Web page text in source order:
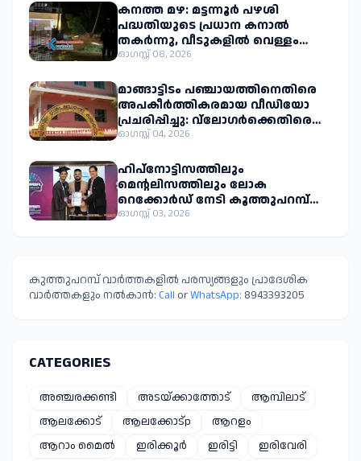
കനത്ത മഴ: മട്ടന്നൂർ പഴശി
പദ്ധതിയുടെ പ്രധാന കനാൽ
തകർന്നു, വീടുകളിൽ വെള്ളം
കയറി കുടുംബങ്ങളെ
ഓഗസ്റ്റ് 08, 2026
മാങ്ങാട്ടിടം പഞ്ചായത്തിനെതിരെ
അപകീർത്തികരമായ വീഡിയോ
പ്രചരിപ്പിച്ചു: വ്ലോഗർക്കെതിരെ
നിയമനടപടിക്കൊരുങ്ങി
ഓഗസ്റ്റ് 04, 2026
ഹിപ്നോട്ടിസത്തിലും
മെന്റലിസത്തിലും ലോക
റെക്കോർഡ് നേടി കൂത്തുപറമ്പ്
സ്വദേശി അജ്മൽ പി.കെ.
ഓഗസ്റ്റ് 03, 2026
കുത്തുപറമ്പ് വാർത്തകളിൽ പരസ്യങ്ങളും പ്രാദേശിക
വാർത്തകളും നൽകാൻ: Call orWhatsApp: 8943393205
CATEGORIES
അഞ്ചരക്കണ്ടി അടയ്ക്കാത്തോട്
ആമ്പിലാട്
ആലക്കോട്
ആലക്കോട്p
ആറളം
ആറാം മൈൽ
ഇരിക്കൂർ ഇരിട്ടി
ഇരിവേരി